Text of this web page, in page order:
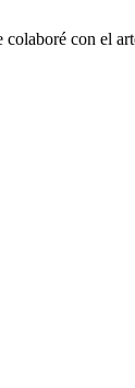
con el